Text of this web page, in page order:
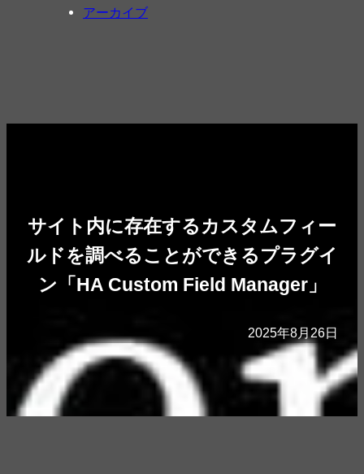
アーカイブ
サイト内に存在するカスタムフィー
ルドを調べることができるプラグイ
ン「HA Custom Field Manager」
2025年8月26日